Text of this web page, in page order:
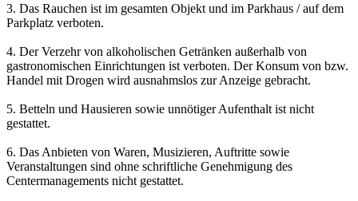
3. Das Rauchen ist im gesamten Objekt und im Parkhaus / auf dem
Parkplatz verboten.
4. Der Verzehr von alkoholischen Getränken außerhalb von
gastronomischen Einrichtungen ist verboten. Der Konsum von bzw.
Handel mit Drogen wird ausnahmslos zur Anzeige gebracht.
5. Betteln und Hausieren sowie unnötiger Aufenthalt ist nicht
gestattet.
6. Das Anbieten von Waren, Musizieren, Auftritte sowie
Veranstaltungen sind ohne schriftliche Genehmigung des
Centermanagements nicht gestattet.